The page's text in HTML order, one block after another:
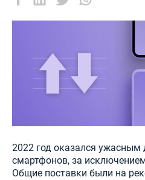
2022 год оказался
смартфонов, за
Общие поставки были на